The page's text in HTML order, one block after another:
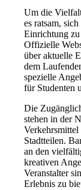
Um die
es ratsam,
Einrichtung
Offizielle
über aktuelle
dem
spezielle
für Studenten
Die
stehen in der
Stadtteilen.
an den
kreativen
Veranstalter
Erlebnis zu